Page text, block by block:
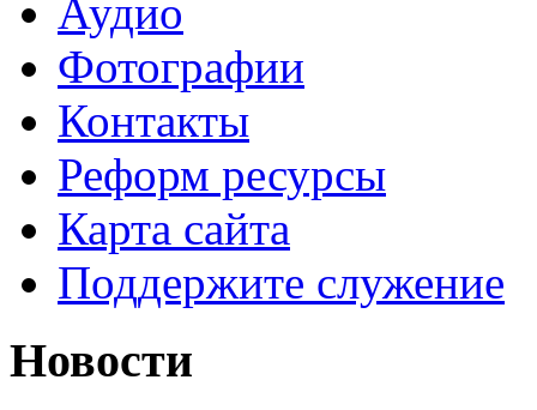
Аудио
Фотографии
Контакты
Реформ ресурсы
Карта сайта
Поддержите служение
Новости